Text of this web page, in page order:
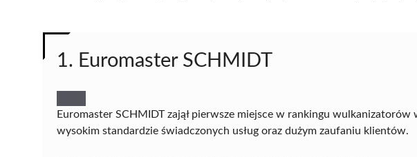
1. Euromaster SCHMIDT
Euromaster SCHMIDT zajął pierwsze miejsce w rankingu wulkanizatorów
wysokim standardzie świadczonych usług oraz dużym zaufaniu klientów.